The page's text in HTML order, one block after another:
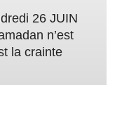
26 JUIN
n’est
la crainte